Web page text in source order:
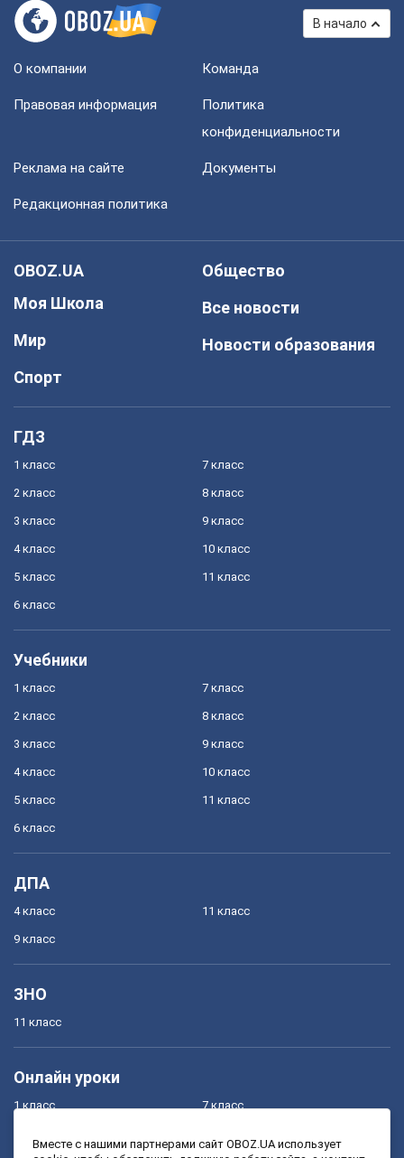
В начало
О компании Команда
Правовая информация
Политика
конфиденциальности
Реклама на сайте Документы
Редакционная политика
OBOZ.UA
Моя Школа
Мир
Спорт
Общество
Все новости
Новости образования
ГДЗ
1 класс
2 класс
3 класс
4 класс
5 класс
6 класс
7 класс
8 класс
9 класс
10 класс
11 класс
Учебники
1 класс
2 класс
3 класс
4 класс
5 класс
6 класс
7 класс
8 класс
9 класс
10 класс
11 класс
ДПА
4 класс
9 класс
11 класс
ЗНО
11 класс
Онлайн уроки
1 класс 7 класс
Вместе с нашими партнерами сайт OBOZ.UA использует